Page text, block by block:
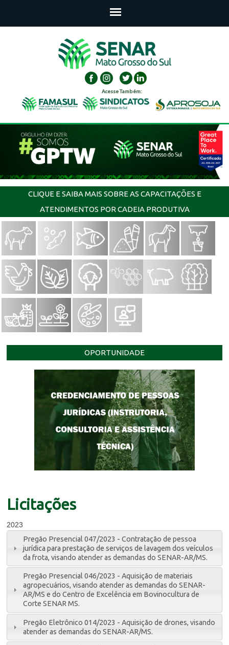
Acesse Também:
CLIQUE E SAIBA MAIS SOBRE AS CAPACITAÇÕES E
ATENDIMENTOS POR CADEIA PRODUTIVA
OPORTUNIDADE
Licitações
2023
Pregão Presencial 047/2023 - Contratação de pessoa
jurídica para prestação de serviços de lavagem dos veículos
da frota, visando atender as demandas do SENAR-AR/MS.
Pregão Presencial 046/2023 - Aquisição de materiais
agropecuários, visando atender as demandas do SENAR-
AR/MS e do Centro de Excelência em Bovinocultura de
Corte SENAR MS.
Pregão Eletrônico 014/2023 - Aquisição de drones, visando
atender as demandas do SENAR-AR/MS.